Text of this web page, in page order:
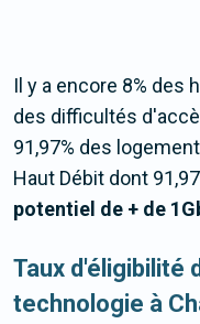
Il y a encore 8% des
des difficultés
91,97% des
Haut Débit dont
potentiel de + de
Taux d'éligibilité
technologie à